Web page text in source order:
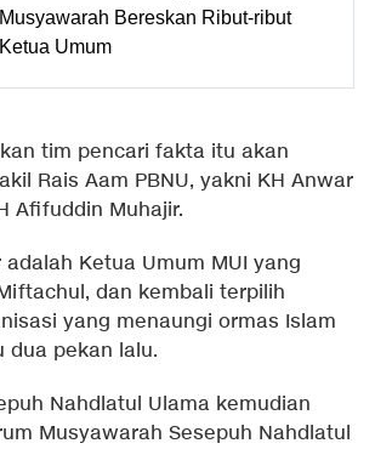
Musyawarah Bereskan Ribut-ribut
Ketua Umum
tim pencari fakta itu akan
Rais Aam PBNU, yakni KH Anwar
Afifuddin Muhajir.
Ketua Umum MUI yang
dan kembali terpilih
yang menaungi ormas Islam
dua pekan lalu.
Nahdlatul Ulama kemudian
Musyawarah Sesepuh Nahdlatul